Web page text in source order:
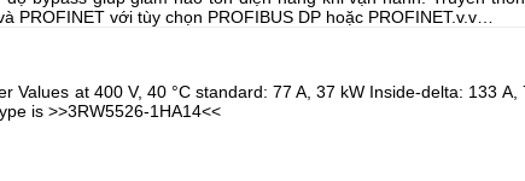
PROFINET với tùy chọn PROFIBUS DP hoặc PROFINET.v.v…
Values at 400 V, 40 °C standard: 77 A, 37 kW Inside-delta: 133
is >>3RW5526-1HA14<<